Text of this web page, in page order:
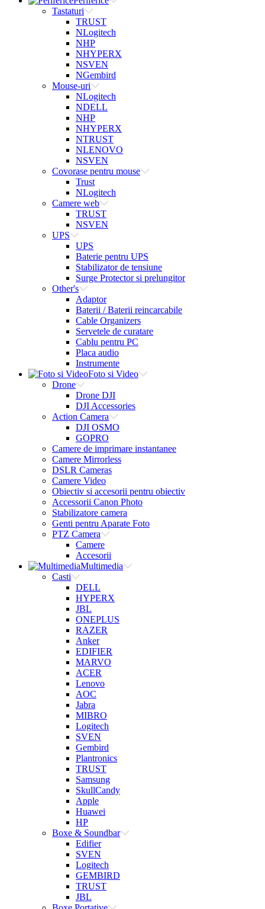
Tastaturi
TRUST
NLogitech
NHP
NHYPERX
NSVEN
NGembird
Mouse-uri
NLogitech
NDELL
NHP
NHYPERX
NTRUST
NLENOVO
NSVEN
Covorase pentru mouse
Trust
NLogitech
Camere web
TRUST
NSVEN
UPS
UPS
Baterie pentru UPS
Stabilizator de tensiune
Surge Protector si prelungitor
Other's
Adaptor
Baterii / Baterii reincarcabile
Cable Organizers
Servetele de curatare
Cablu pentru PC
Placa audio
Instrumente
Foto si Video
Drone
Drone DJI
DJI Accessories
Action Camera
DJI OSMO
GOPRO
Camere de imprimare instantanee
Camere Mirrorless
DSLR Cameras
Camere Video
Obiectiv si accesorii pentru obiectiv
Accessorii Canon Photo
Stabilizatore camera
Genti pentru Aparate Foto
PTZ Camera
Camere
Accesorii
Multimedia
Casti
DELL
HYPERX
JBL
ONEPLUS
RAZER
Anker
EDIFIER
MARVO
ACER
Lenovo
AOC
Jabra
MIBRO
Logitech
SVEN
Gembird
Plantronics
TRUST
Samsung
SkullCandy
Apple
Huawei
HP
Boxe & Soundbar
Edifier
SVEN
Logitech
GEMBIRD
TRUST
JBL